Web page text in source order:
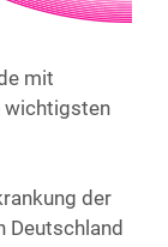
mit
wich­tigs­ten
der
Deutsch­land